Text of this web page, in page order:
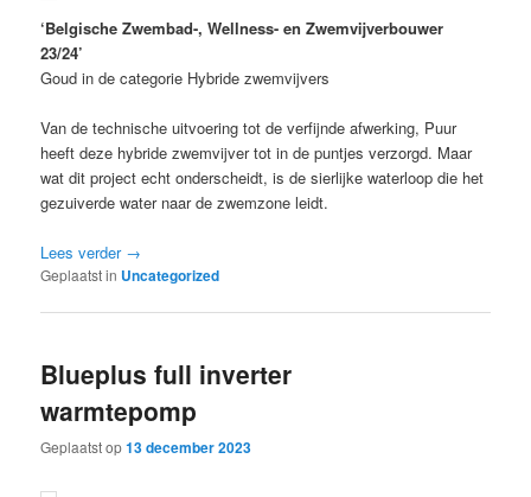
‘Belgische Zwembad-, Wellness- en Zwemvijverbouwer
23/24’
Goud in de categorie Hybride zwemvijvers
Van de technische uitvoering tot de verfijnde afwerking, Puur
heeft deze hybride zwemvijver tot in de puntjes verzorgd. Maar
wat dit project echt onderscheidt, is de sierlijke waterloop die het
gezuiverde water naar de zwemzone leidt.
Lees verder →
Geplaatst in Uncategorized
Blueplus full inverter
warmtepomp
Geplaatst op13 december 2023